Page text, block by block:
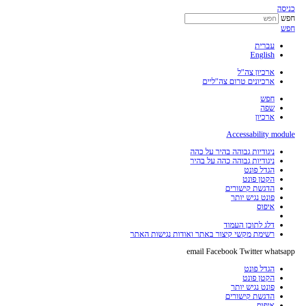
כניסה
חפש
חפש
עברית
English
ארכיון צה"ל
ארכיונים טרום צה"ליים
חפש
שפה
ארכיון
Accessability module
ניגודיות גבוהה בהיר על כהה
ניגודיות גבוהה כהה על בהיר
הגדל פונט
הקטן פונט
הדגשת קישורים
פונט נגיש יותר
איפוס
דלג לתוכן העמוד
רשימת מקשי קיצור באתר ואודות נגישות האתר
email Facebook Twitter whatsapp
הגדל פונט
הקטן פונט
פונט נגיש יותר
הדגשת קישורים